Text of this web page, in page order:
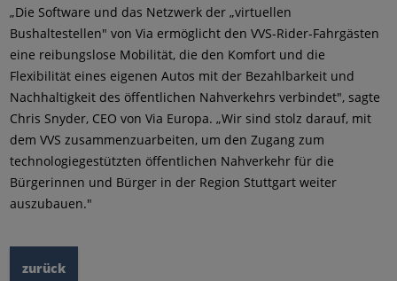
„Die Software und das Netzwerk der „virtuellen
Bushaltestellen" von Via ermöglicht den VVS-Rider-Fahrgästen
eine reibungslose Mobilität, die den Komfort und die
Flexibilität eines eigenen Autos mit der Bezahlbarkeit und
Nachhaltigkeit des öffentlichen Nahverkehrs verbindet", sagte
Chris Snyder, CEO von Via Europa. „Wir sind stolz darauf, mit
dem VVS zusammenzuarbeiten, um den Zugang zum
technologiegestützten öffentlichen Nahverkehr für die
Bürgerinnen und Bürger in der Region Stuttgart weiter
auszubauen."
zurück